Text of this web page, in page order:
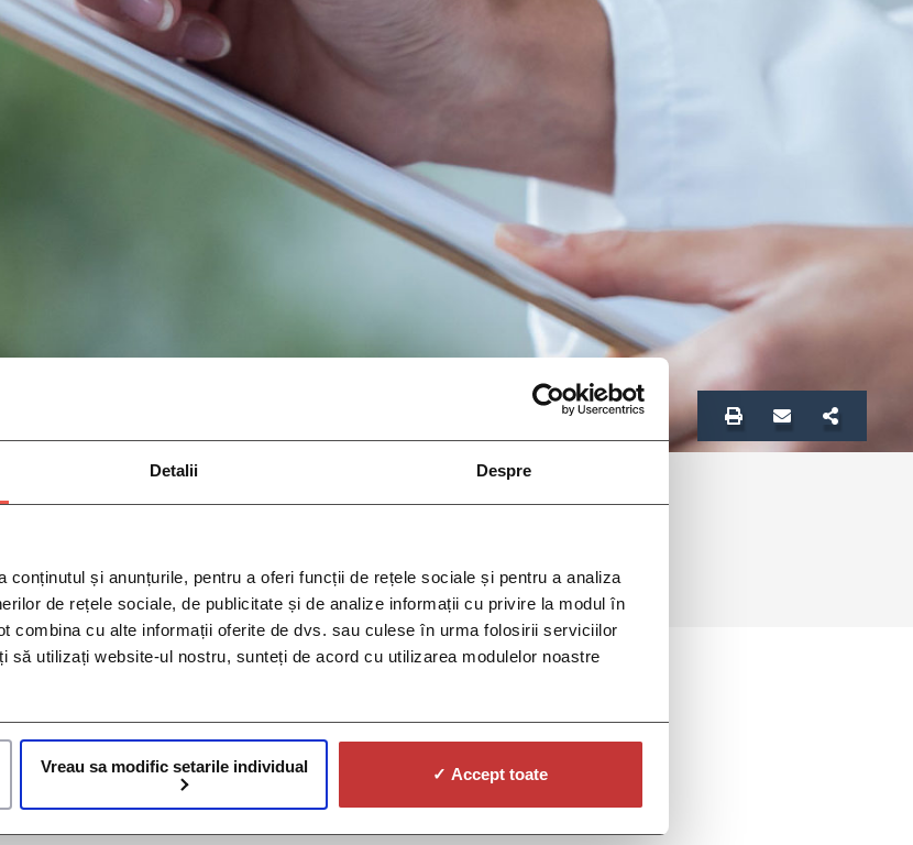
Detalii Despre
conținutul și anunțurile, pentru a oferi funcții de rețele sociale și pentru a analiza
de rețele sociale, de publicitate și de analize informații cu privire la modul în
combina cu alte informații oferite de dvs. sau culese în urma folosirii serviciilor
să utilizați website-ul nostru, sunteți de acord cu utilizarea modulelor noastre
Vreau sa modific setarile individual ✓ Accept toate